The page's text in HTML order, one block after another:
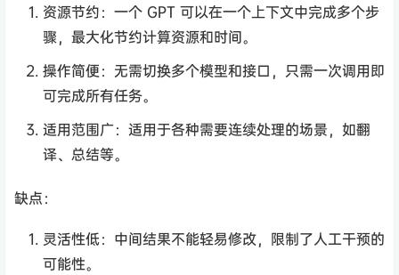
资源节约：一个 GPT 可以在一个上下文中完成多个步
骤，最大化节约计算资源和时间。
操作简便：无需切换多个模型和接口，只需一次调用即
可完成所有任务。
适用范围广：适用于各种需要连续处理的场景，如翻
译、总结等。
缺点：
灵活性低：中间结果不能轻易修改，限制了人工干预的
可能性。